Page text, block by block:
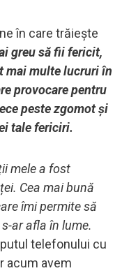
în care trăiește
greu să fii fericit,
mai multe lucruri în
provocare pentru
peste zgomot și
tale fericiri.
mele a fost
Cea mai bună
îmi permite să
ar afla în lume.
telefonului cu
acum avem